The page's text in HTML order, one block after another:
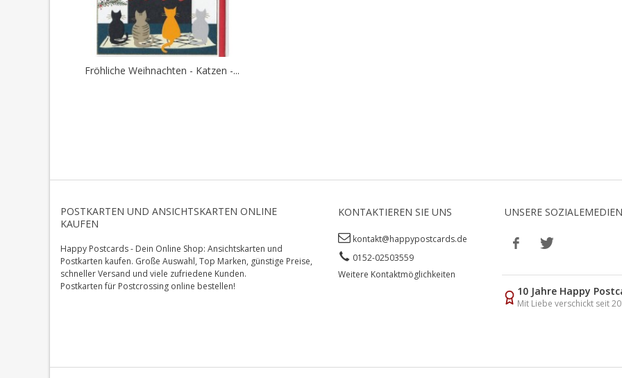
Fröhliche Weihnachten - Katzen -...
POSTKARTEN UND ANSICHTSKARTEN ONLINE
KAUFEN
Happy Postcards - Dein Online Shop: Ansichtskarten und
Postkarten kaufen. Große Auswahl, Top Marken, günstige Preise,
schneller Versand und viele zufriedene Kunden.
Postkarten für Postcrossing online bestellen!
KONTAKTIEREN SIE UNS
kontakt@happypostcards.de
0152-02503559
Weitere Kontaktmöglichkeiten
UNSERE SOZIALEMEDIEN
10 Jahre Happy
Mit Liebe verschickt seit